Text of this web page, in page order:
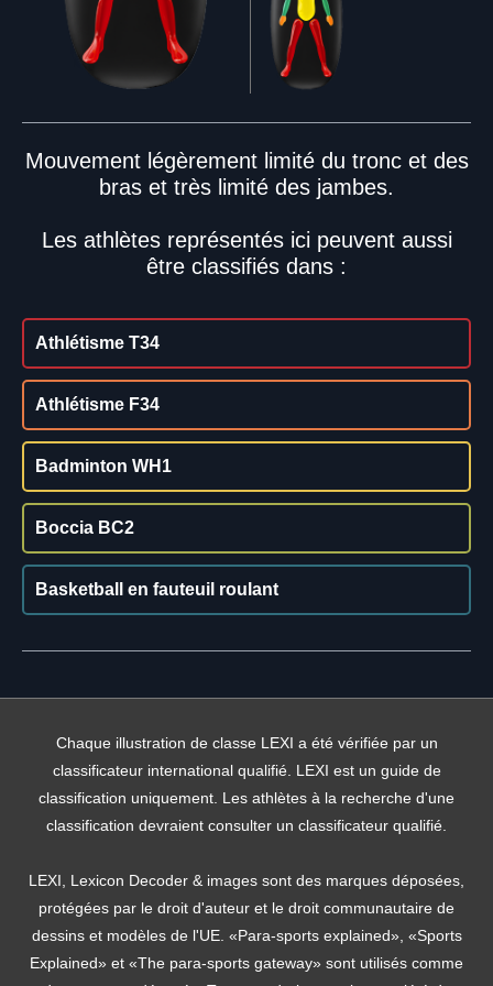
Mouvement légèrement limité du tronc et des
bras et très limité des jambes.
Les athlètes représentés ici peuvent aussi
être classifiés dans :
Athlétisme T34
Athlétisme F34
Badminton WH1
Boccia BC2
Basketball en fauteuil roulant
Chaque illustration de classe LEXI a été vérifiée par un
classificateur international qualifié. LEXI est un guide de
classification uniquement. Les athlètes à la recherche d'une
classification devraient consulter un classificateur qualifié.
LEXI, Lexicon Decoder & images sont des marques déposées,
protégées par le droit d'auteur et le droit communautaire de
dessins et modèles de l'UE. «Para-sports explained», «Sports
Explained» et «The para-sports gateway» sont utilisés comme